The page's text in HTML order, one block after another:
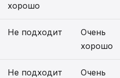
хорошо
Не подходит
Очень
хорошо
Не подходит
Очень